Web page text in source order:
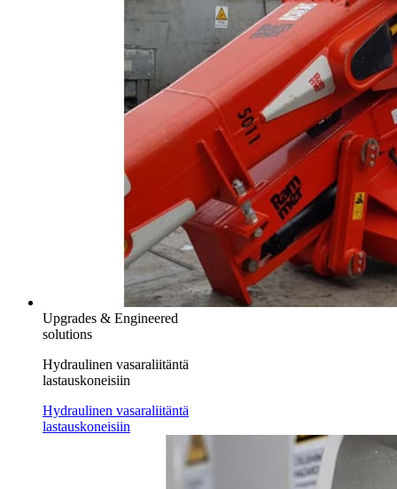
Upgrades & Engineered
solutions
Hydraulinen vasaraliitäntä
lastauskoneisiin
Hydraulinen vasaraliitäntä
lastauskoneisiin